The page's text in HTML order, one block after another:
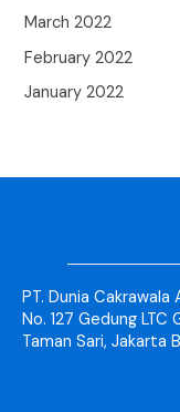
March 2022
February 2022
January 2022
PT. Dunia
No. 127 Gedung LTC
Taman Sari, Jakarta